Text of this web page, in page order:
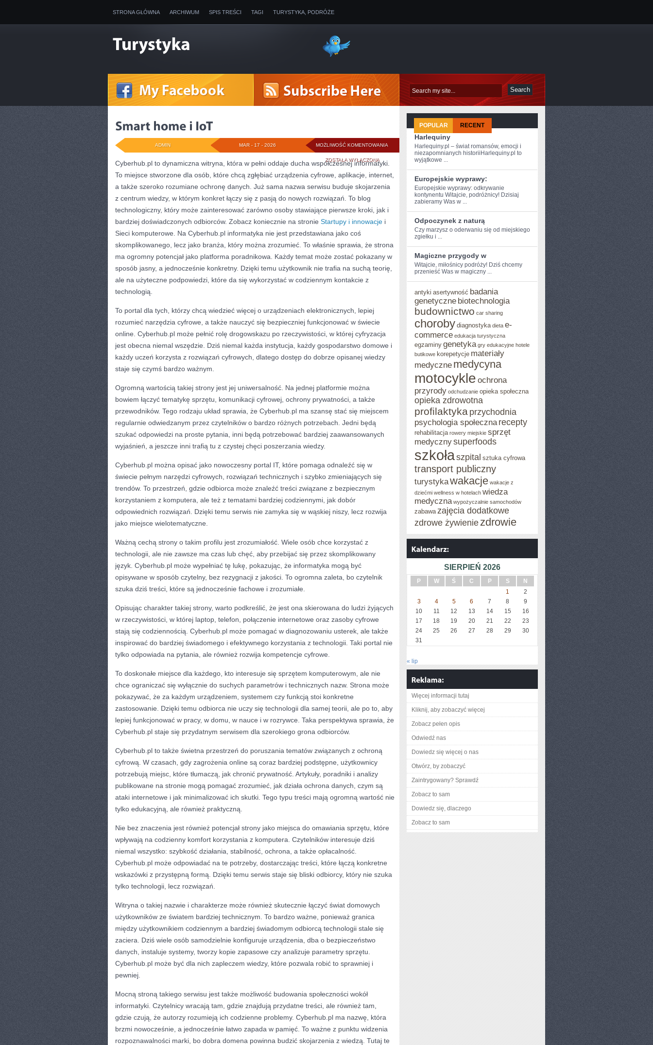
STRONA GŁÓWNA ARCHIWUM SPIS TREŚCI TAGI TURYSTYKA, PODRÓŻE
MOŻLIWOŚĆ KOMENTOWANIA SMART
HOME
I
IOT
ZOSTAŁA WYŁĄCZONA
MAR - 17 - 2026
ADMIN
Cyberhub.pl to dynamiczna witryna, która w pełni oddaje ducha współczesnej informatyki.
To miejsce stworzone dla osób, które chcą zgłębiać urządzenia cyfrowe, aplikacje, internet,
a także szeroko rozumiane ochronę danych. Już sama nazwa serwisu buduje skojarzenia
z centrum wiedzy, w którym konkret łączy się z pasją do nowych rozwiązań. To blog
technologiczny, który może zainteresować zarówno osoby stawiające pierwsze kroki, jak i
bardziej doświadczonych odbiorców. Zobacz koniecznie na stronie Startupy i innowacje i
Sieci komputerowe. Na Cyberhub.pl informatyka nie jest przedstawiana jako coś
skomplikowanego, lecz jako branża, który można zrozumieć. To właśnie sprawia, że strona
ma ogromny potencjał jako platforma poradnikowa. Każdy temat może zostać pokazany w
sposób jasny, a jednocześnie konkretny. Dzięki temu użytkownik nie trafia na suchą teorię,
ale na użyteczne podpowiedzi, które da się wykorzystać w codziennym kontakcie z
technologią.
To portal dla tych, którzy chcą wiedzieć więcej o urządzeniach elektronicznych, lepiej
rozumieć narzędzia cyfrowe, a także nauczyć się bezpieczniej funkcjonować w świecie
online. Cyberhub.pl może pełnić rolę drogowskazu po rzeczywistości, w której cyfryzacja
jest obecna niemal wszędzie. Dziś niemal każda instytucja, każdy gospodarstwo domowe i
każdy uczeń korzysta z rozwiązań cyfrowych, dlatego dostęp do dobrze opisanej wiedzy
staje się czymś bardzo ważnym.
Ogromną wartością takiej strony jest jej uniwersalność. Na jednej platformie można
bowiem łączyć tematykę sprzętu, komunikacji cyfrowej, ochrony prywatności, a także
przewodników. Tego rodzaju układ sprawia, że Cyberhub.pl ma szansę stać się miejscem
regularnie odwiedzanym przez czytelników o bardzo różnych potrzebach. Jedni będą
szukać odpowiedzi na proste pytania, inni będą potrzebować bardziej zaawansowanych
wyjaśnień, a jeszcze inni trafią tu z czystej chęci poszerzania wiedzy.
Cyberhub.pl można opisać jako nowoczesny portal IT, które pomaga odnaleźć się w
świecie pełnym narzędzi cyfrowych, rozwiązań technicznych i szybko zmieniających się
trendów. To przestrzeń, gdzie odbiorca może znaleźć treści związane z bezpiecznym
korzystaniem z komputera, ale też z tematami bardziej codziennymi, jak dobór
odpowiednich rozwiązań. Dzięki temu serwis nie zamyka się w wąskiej niszy, lecz rozwija
jako miejsce wielotematyczne.
Ważną cechą strony o takim profilu jest zrozumiałość. Wiele osób chce korzystać z
technologii, ale nie zawsze ma czas lub chęć, aby przebijać się przez skomplikowany
język. Cyberhub.pl może wypełniać tę lukę, pokazując, że informatyka mogą być
opisywane w sposób czytelny, bez rezygnacji z jakości. To ogromna zaleta, bo czytelnik
szuka dziś treści, które są jednocześnie fachowe i zrozumiałe.
Opisując charakter takiej strony, warto podkreślić, że jest ona skierowana do ludzi żyjących
w rzeczywistości, w której laptop, telefon, połączenie internetowe oraz zasoby cyfrowe
stają się codziennością. Cyberhub.pl może pomagać w diagnozowaniu usterek, ale także
inspirować do bardziej świadomego i efektywnego korzystania z technologii. Taki portal nie
tylko odpowiada na pytania, ale również rozwija kompetencje cyfrowe.
To doskonałe miejsce dla każdego, kto interesuje się sprzętem komputerowym, ale nie
chce ograniczać się wyłącznie do suchych parametrów i technicznych nazw. Strona może
pokazywać, że za każdym urządzeniem, systemem czy funkcją stoi konkretne
zastosowanie. Dzięki temu odbiorca nie uczy się technologii dla samej teorii, ale po to, aby
lepiej funkcjonować w pracy, w domu, w nauce i w rozrywce. Taka perspektywa sprawia, że
Cyberhub.pl staje się przydatnym serwisem dla szerokiego grona odbiorców.
Cyberhub.pl to także świetna przestrzeń do poruszania tematów związanych z ochroną
cyfrową. W czasach, gdy zagrożenia online są coraz bardziej podstępne, użytkownicy
potrzebują miejsc, które tłumaczą, jak chronić prywatność. Artykuły, poradniki i analizy
publikowane na stronie mogą pomagać zrozumieć, jak działa ochrona danych, czym są
ataki internetowe i jak minimalizować ich skutki. Tego typu treści mają ogromną wartość nie
tylko edukacyjną, ale również praktyczną.
Nie bez znaczenia jest również potencjał strony jako miejsca do omawiania sprzętu, które
wpływają na codzienny komfort korzystania z komputera. Czytelników interesuje dziś
niemal wszystko: szybkość działania, stabilność, ochrona, a także opłacalność.
Cyberhub.pl może odpowiadać na te potrzeby, dostarczając treści, które łączą konkretne
wskazówki z przystępną formą. Dzięki temu serwis staje się bliski odbiorcy, który nie szuka
tylko technologii, lecz rozwiązań.
Witryna o takiej nazwie i charakterze może również skutecznie łączyć świat domowych
użytkowników ze światem bardziej technicznym. To bardzo ważne, ponieważ granica
między użytkownikiem codziennym a bardziej świadomym odbiorcą technologii stale się
zaciera. Dziś wiele osób samodzielnie konfiguruje urządzenia, dba o bezpieczeństwo
danych, instaluje systemy, tworzy kopie zapasowe czy analizuje parametry sprzętu.
Cyberhub.pl może być dla nich zapleczem wiedzy, które pozwala robić to sprawniej i
pewniej.
Mocną stroną takiego serwisu jest także możliwość budowania społeczności wokół
informatyki. Czytelnicy wracają tam, gdzie znajdują przydatne treści, ale również tam,
gdzie czują, że autorzy rozumieją ich codzienne problemy. Cyberhub.pl ma nazwę, która
brzmi nowocześnie, a jednocześnie łatwo zapada w pamięć. To ważne z punktu widzenia
rozpoznawalności marki, bo dobra domena powinna budzić skojarzenia z wiedzą. Tutaj te
POPULAR RECENT
Harlequiny
Harlequiny.pl – świat romansów, emocji i
niezapomnianych historiiHarlequiny.pl to
wyjątkowe ...
Europejskie wyprawy:
Europejskie wyprawy: ⁣odkrywanie
kontynentu Witajcie, podróżnicy! Dzisiaj
zabieramy Was w ...
Odpoczynek z naturą
Czy marzysz o oderwaniu ​się od miejskiego
zgiełku i ...
Magiczne przygody w
Witajcie, miłośnicy ​podróży! Dziś chcemy⁢
przenieść Was w magiczny ...
antyki asertywność badania
genetyczne biotechnologia
budownictwo car sharing
choroby diagnostyka dieta e-
commerce edukacja turystyczna
egzaminy genetyka gry edukacyjne hotele
butikowe korepetycje materiały
medyczne medycyna
motocykle ochrona
przyrody odchudzanie opieka społeczna
opieka zdrowotna
profilaktyka przychodnia
psychologia społeczna recepty
rehabilitacja rowery miejskie sprzęt
medycznysuperfoods
szkołaszpital sztuka cyfrowa
transport publiczny
turystykawakacje wakacje z
dziećmi wellness w hotelach wiedza
medyczna wypożyczalnie samochodów
zabawa zajęcia dodatkowe
zdrowe żywienie zdrowie
SIERPIEŃ 2026
P W Ś C P S
N
1
2
3
4 5 6 7 8
9
10
11 12 13 14 15
16
17
18 19 20 21 22
23
24
25 26 27 28 29
30
31
« lip
Więcej informacji tutaj
Kliknij, aby zobaczyć więcej
Zobacz pełen opis
Odwiedź nas
Dowiedz się więcej o nas
Otwórz, by zobaczyć
Zaintrygowany? Sprawdź
Zobacz to sam
Dowiedz się, dlaczego
Zobacz to sam